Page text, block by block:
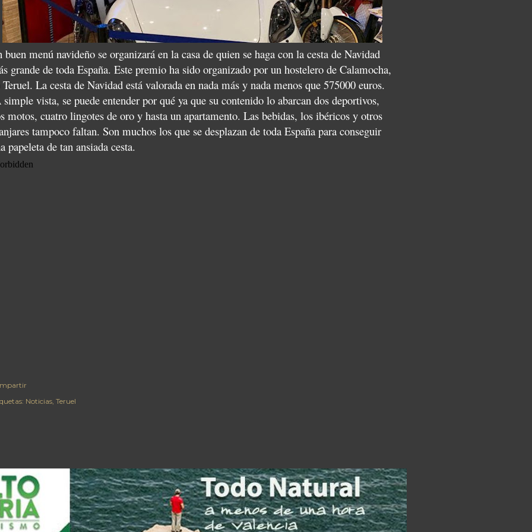
buen menú navideño se organizará en la casa de quien se haga con la cesta de Navidad
grande de toda España. Este premio ha sido organizado por un hostelero de Calamocha,
Teruel. La cesta de Navidad está valorada en nada más y nada menos que 575000 euros.
vista, se puede entender por qué ya que su contenido lo abarcan dos deportivos,
motos, cuatro lingotes de oro y hasta un apartamento. Las bebidas, los ibéricos y otros
tampoco faltan. Son muchos los que se desplazan de toda España para conseguir
papeleta de tan ansiada cesta.
Noticias Teruel